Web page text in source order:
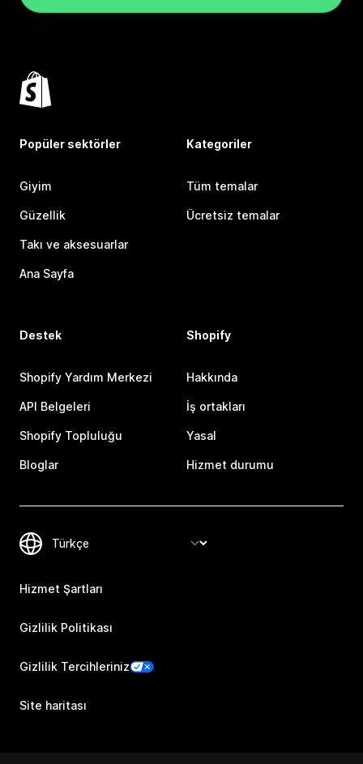
Popüler sektörler
Giyim
Güzellik
Takı ve aksesuarlar
Ana Sayfa
Kategoriler
Tüm temalar
Ücretsiz temalar
Destek
Shopify Yardım Merkezi
API Belgeleri
Shopify Topluluğu
Bloglar
Shopify
Hakkında
İş ortakları
Yasal
Hizmet durumu
Hizmet Şartları
Gizlilik Politikası
Gizlilik Tercihleriniz
Site haritası